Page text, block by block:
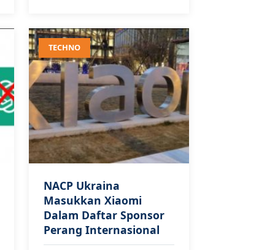
TECHNO
NACP Ukraina
Masukkan Xiaomi
Dalam Daftar Sponsor
Perang Internasional